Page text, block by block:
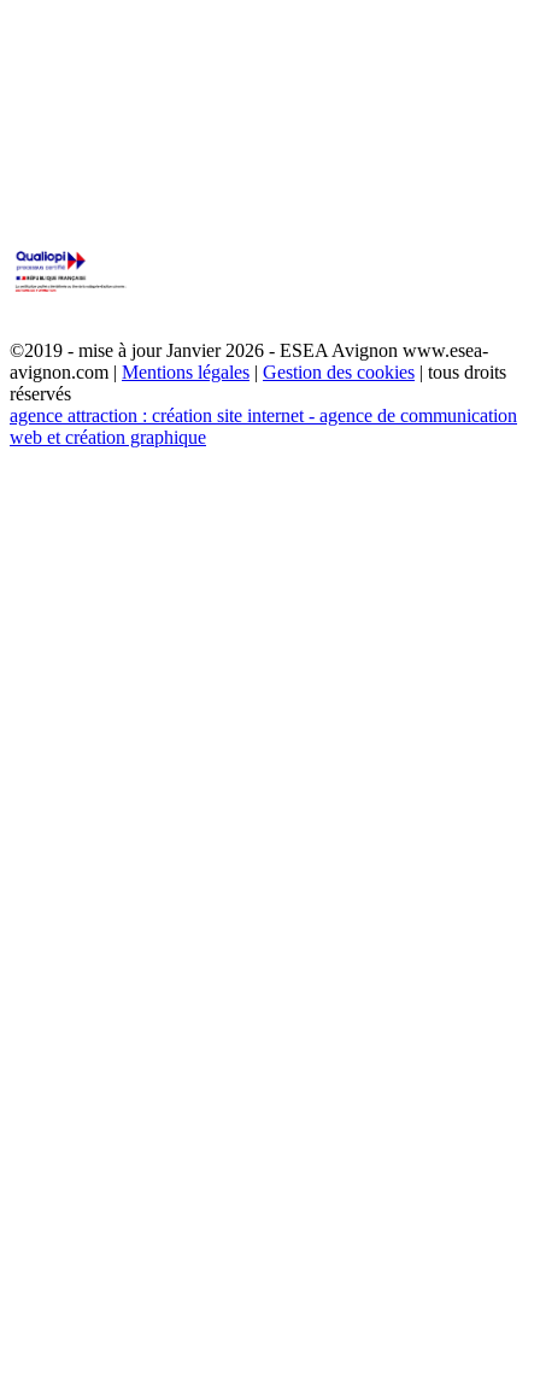
©2019 - mise à jour Janvier 2026 - ESEA Avignon www.esea-
avignon.com | Mentions légales | Gestion des cookies | tous droits
réservés
agence attraction : création site internet - agence de communication
web et création graphique